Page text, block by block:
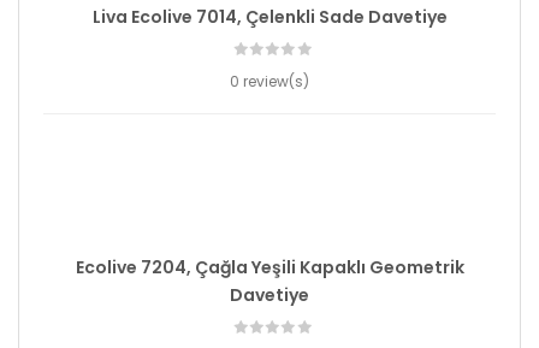
Liva Ecolive 7014, Çelenkli Sade Davetiye
0 review(s)
Ecolive 7204, Çağla Yeşili Kapaklı Geometrik
Davetiye